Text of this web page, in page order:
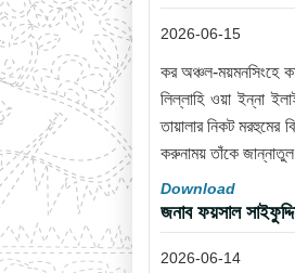
2026-06-15
কর অঞ্চল-ময়মনসিংহে
লিল্লাহি ওয়া ইন্না
তায়ালার নিকট মরহুমের
করুনাময় তাঁকে
Download
জনাব ফয়সাল
2026-06-14